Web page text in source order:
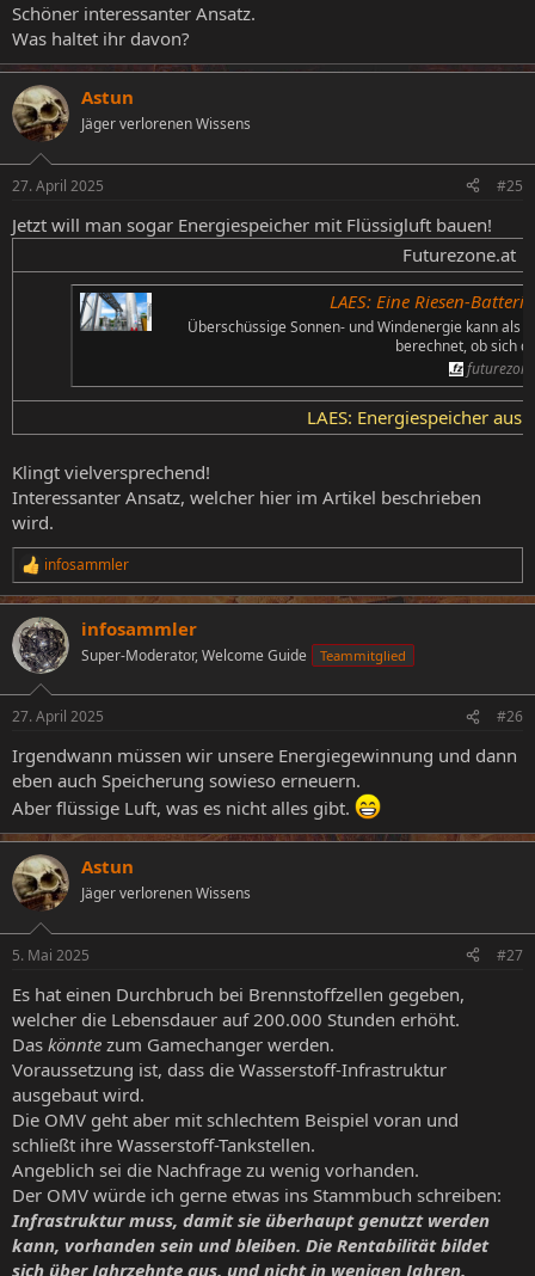
Schöner interessanter Ansatz.
Was haltet ihr davon?
Astun
Jäger verlorenen Wissens
27. April 2025 #25
Jetzt will man sogar Energiespeicher mit Flüssigluft bauen!
Futurezone.at​
LAES: Eine Riesen-
Überschüssige Sonnen- und Windenergie kann als
berechnet, ob sich
LAES: Energiespeicher aus
Klingt vielversprechend!
Interessanter Ansatz, welcher hier im Artikel beschrieben
wird.
R
e
a
k
t
i
e
:
infosammler
infosammler
Super-Moderator, Welcome Guide Teammitglied
27. April 2025 #26
Irgendwann müssen wir unsere Energiegewinnung und dann
eben auch Speicherung sowieso erneuern.
Aber flüssige Luft, was es nicht alles gibt.
Astun
Jäger verlorenen Wissens
5. Mai 2025 #27
Es hat einen Durchbruch bei Brennstoffzellen gegeben,
welcher die Lebensdauer auf 200.000 Stunden erhöht.
Das könnte zum Gamechanger werden.
Voraussetzung ist, dass die Wasserstoff-Infrastruktur
ausgebaut wird.
Die OMV geht aber mit schlechtem Beispiel voran und
schließt ihre Wasserstoff-Tankstellen.
Angeblich sei die Nachfrage zu wenig vorhanden.
Der OMV würde ich gerne etwas ins Stammbuch schreiben:
Infrastruktur muss, damit sie überhaupt genutzt werden
kann, vorhanden sein und bleiben. Die Rentabilität bildet
sich über Jahrzehnte aus, und nicht in wenigen Jahren.